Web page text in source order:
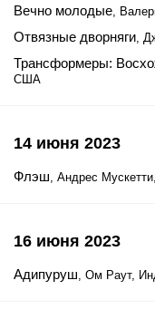
Вечно молодые,
Отвязные дворняги,
Трансформеры:
США
14 июня 2023
Флэш, Андрес
16 июня 2023
Адипуруш, Ом Раут,